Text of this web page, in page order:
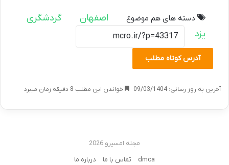
دسته های هم موضوع اصفهان
گردشگری
یزد
آدرس کوتاه مطلب
آخرین به روز رسانی: 09/03/1404 خواندن این مطلب 8 دقیقه زمان میبرد
مجله امسیرو 2026
dmca
تماس با ما درباره ما